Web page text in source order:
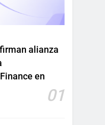
alianza
en
01